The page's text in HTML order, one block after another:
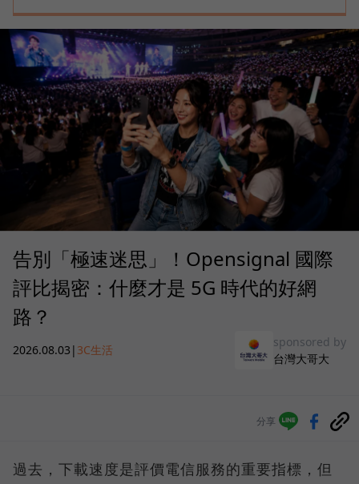
告別「極速迷思」！Opensignal 國際
評比揭密：什麼才是 5G 時代的好網
路？
2026.08.03 | 3C生活
sponsored by
台灣大哥大
分享
過去，下載速度是評價電信服務的重要指標，但